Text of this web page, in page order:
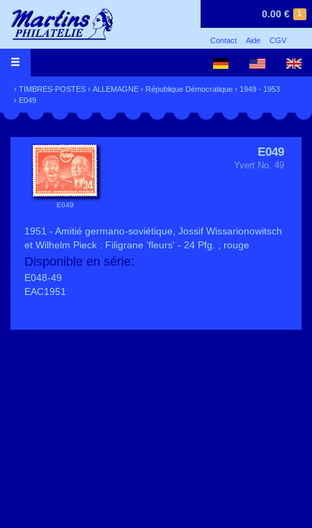
1
0.00 €
Contact Aide CGV
› TIMBRES-POSTES › ALLEMAGNE › République Démocratique › 1949 - 1953
› E049
E049
E049
Yvert No. 49
1951 - Amitié germano-soviétique, Jossif Wissarionowitsch
et Wilhelm Pieck : Filigrane 'fleurs' - 24 Pfg. ; rouge
Disponible en série:
E048-49
EAC1951